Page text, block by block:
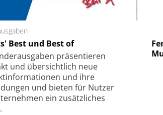
Best und Best of
präsentieren
und übersichtlich neue
und ihre
und bieten für Nutzer
ein zusätzliches
Elektronenmikroskopie auf
kleinstem Raum